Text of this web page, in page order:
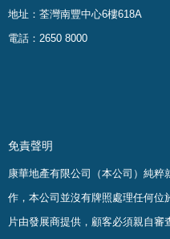
地址：荃灣南豐中心6樓618A
電話：2650 8000
免責聲明
康華地產有限公司（本公司）純
作，本公司並沒有牌照處理任何位
片由發展商提供，顧客必須親自審